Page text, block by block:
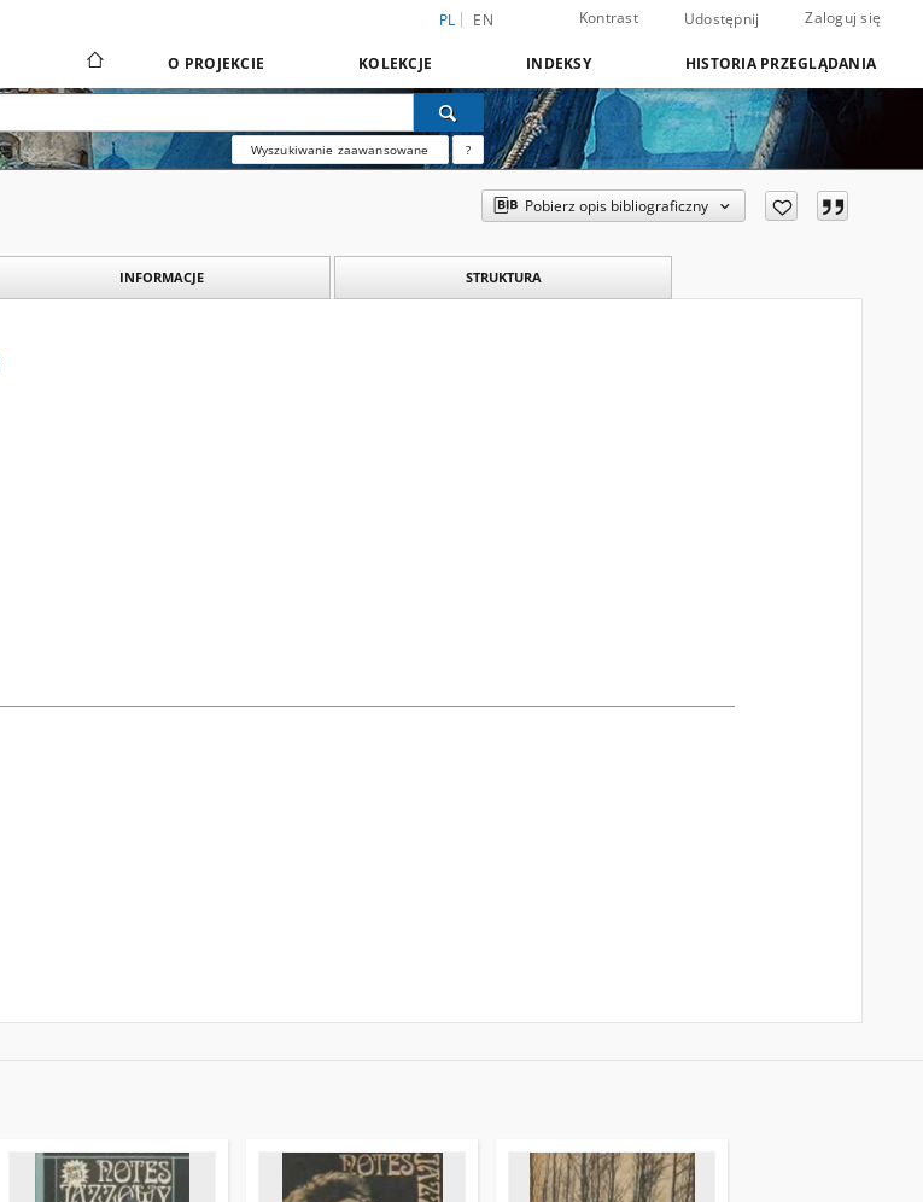
PL EN Kontrast Udostępnij Zaloguj się
O PROJEKCIE KOLEKCJE INDEKSY HISTORIA PRZEGLĄDANIA
Wyszukiwanie zaawansowane ?
Pobierz opis bibliograficzny
INFORMACJE STRUKTURA